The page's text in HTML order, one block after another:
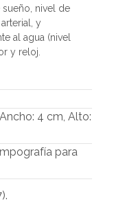
nivel de
y
al agua (nivel
y reloj.
4 cm, Alto:
para